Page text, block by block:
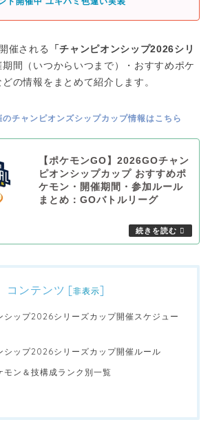
催される
「チャンピオンシップ2026シリ
期間（いつからいつまで）・おすすめポケ
の情報をまとめて紹介します。
チャンピオンズシップカップ情報はこちら
【ポケモンGO】2026GOチャン
ピオンシップカップ おすすめポ
ケモン・開催期間・参加ルール
まとめ：GOバトルリーグ
コンテンツ [非表示]
シップ2026シリーズカップ開催スケジュー
シップ2026シリーズカップ開催ルール
モン＆技構成ランク別一覧